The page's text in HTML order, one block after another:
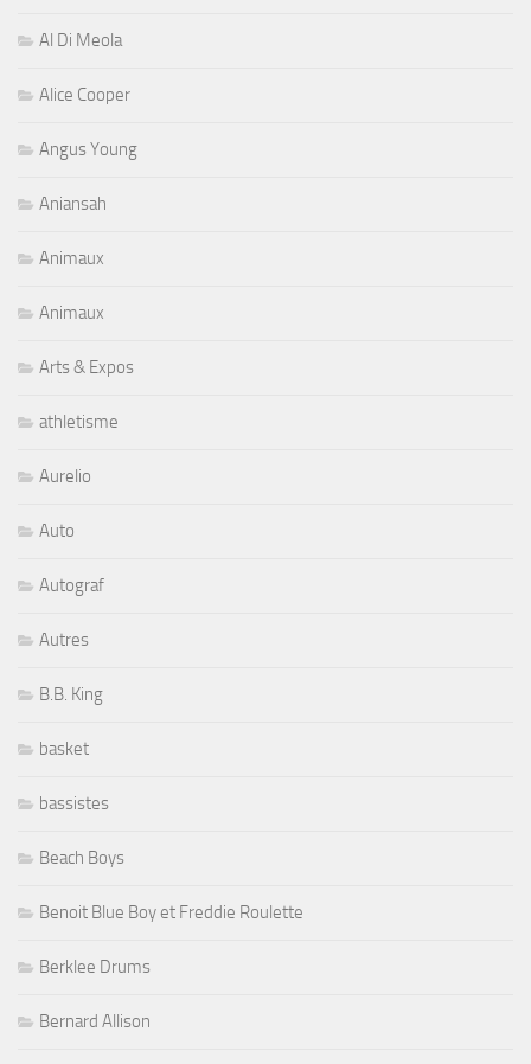
Al Di Meola
Alice Cooper
Angus Young
Aniansah
Animaux
Animaux
Arts & Expos
athletisme
Aurelio
Auto
Autograf
Autres
B.B. King
basket
bassistes
Beach Boys
Benoit Blue Boy et Freddie Roulette
Berklee Drums
Bernard Allison